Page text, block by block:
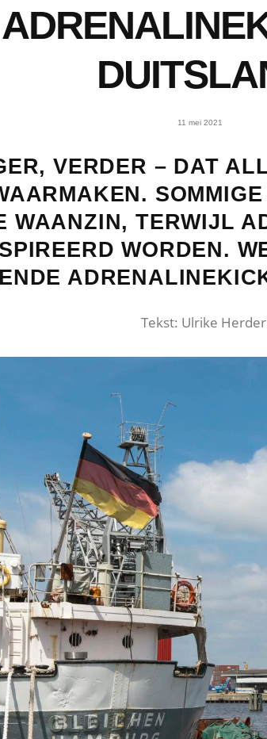
11 mei 2021
VERDER – DAT
WAANZIN, TERWIJL
WORDEN.
Tekst: Ulrike Herder